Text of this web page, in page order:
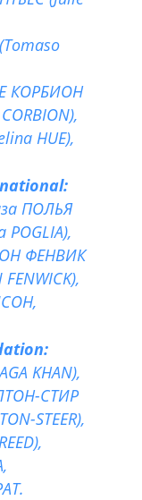
КОРБИОН
HUE),
ПОЛЬЯ
ФЕНВИК
KHAN),
СТИР
STEER),